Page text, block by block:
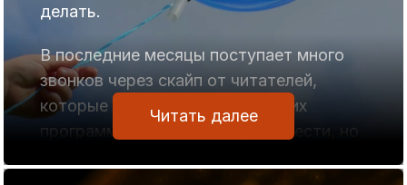
делать.
В последние месяцы поступает много
звонков через скайп от читателей,
которые не имеют никаких наших
программ, хотят что-то приобрести, но
Читать далее